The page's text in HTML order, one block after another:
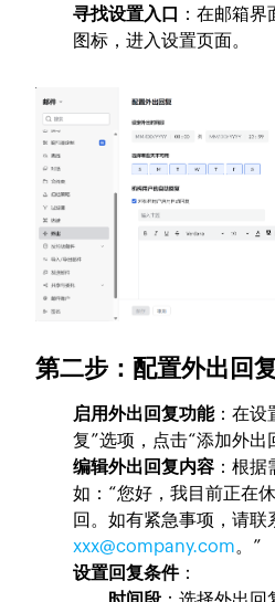
寻找设置入口 ：在邮箱
图标，进入设置页面。
第二步：配置外出回
启用外出回复功能：在设
复”选项，点击“添加外出
编辑外出回复内容 ：根
如：“您好，我目前正在
回。如有紧急事项，请联
xxx@company.com。”
设置回复条件：